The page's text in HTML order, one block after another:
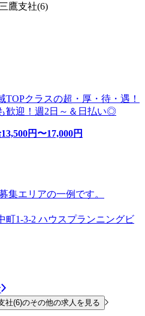
鷹支社(6)
TOPクラスの超・厚・待・遇！
歓迎！週2日～＆日払い◎
13,500円〜17,000円
エリアの一例です。
町1-3-2 ハウスプランニングビ
社(6)のその他の求人を見る